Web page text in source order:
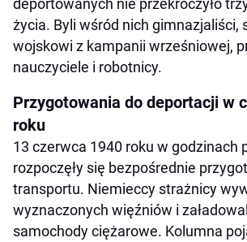
życia. Byli wśród nich gimnazjaliści,
wojskowi z kampanii wrześniowej,
nauczyciele i robotnicy.
Przygotowania do deportacji w
roku
13 czerwca 1940 roku w godzinach
rozpoczęły się bezpośrednie
transportu. Niemieccy strażnicy
wyznaczonych więźniów i
samochody ciężarowe. Kolumna